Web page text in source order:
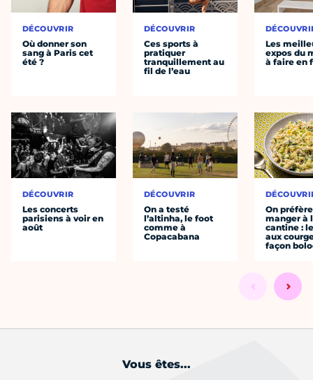
DÉCOUVRIR
Où donner son
sang à Paris cet
été ?
DÉCOUVRIR
Les concerts
parisiens à voir en
août
DÉCOUVRIR
Ces sports à
pratiquer
tranquillement au
fil de l’eau
DÉCOUVRIR
On a testé
l’altinha, le foot
comme à
Copacabana
Les
expos du
à faire en
On préfère
manger à
cantine :
aux
façon
Vous êtes...